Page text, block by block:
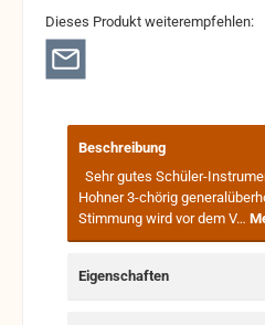
Dieses Produkt weiterempfehlen:
Beschreibung
Sehr gutes Schüler-
Hohner 3-chörig
Stimmung wird vor dem V…
Eigenschaften